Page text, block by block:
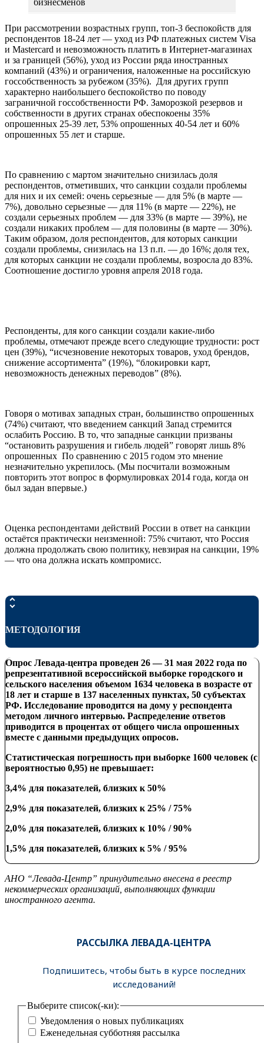
При рассмотрении возрастных групп, топ-3 беспокойств для
респондентов 18-24 лет — уход из РФ платежных систем Visa
и Mastercard и невозможность платить в Интернет-магазинах
и за границей (56%), уход из России ряда иностранных
компаний (43%) и ограничения, наложенные на российскую
госсобственность за рубежом (35%). Для других групп
характерно наибольшего беспокойство по поводу
заграничной госсобственности РФ. Заморозкой резервов и
собственности в других странах обеспокоены 35%
опрошенных 25-39 лет, 53% опрошенных 40-54 лет и 60%
опрошенных 55 лет и старше.
По сравнению с мартом значительно снизилась доля
респондентов, отметивших, что санкции создали проблемы
для них и их семей: очень серьезные — для 5% (в марте —
7%), довольно серьезные — для 11% (в марте — 22%), не
создали серьезных проблем — для 33% (в марте — 39%), не
создали никаких проблем — для половины (в марте — 30%).
Таким образом, доля респондентов, для которых санкции
создали проблемы, снизилась на 13 п.п. — до 16%; доля тех,
для которых санкции не создали проблемы, возросла до 83%.
Соотношение достигло уровня апреля 2018 года.
Респонденты, для кого санкции создали какие-либо
проблемы, отмечают прежде всего следующие трудности: рост
цен (39%), “исчезновение некоторых товаров, уход брендов,
снижение ассортимента” (19%), “блокировки карт,
невозможность денежных переводов” (8%).
Говоря о мотивах западных стран, большинство опрошенных
(74%) считают, что введением санкций Запад стремится
ослабить Россию. В то, что западные санкции призваны
“остановить разрушения и гибель людей” говорят лишь 8%
опрошенных По сравнению с 2015 годом это мнение
незначительно укрепилось. (Мы посчитали возможным
повторить этот вопрос в формулировках 2014 года, когда он
был задан впервые.)
Оценка респондентами действий России в ответ на санкции
остаётся практически неизменной: 75% считают, что Россия
должна продолжать свою политику, невзирая на санкции, 19%
— что она должна искать компромисс.
МЕТОДОЛОГИЯ
Опрос Левада-центра проведен 26 — 31 мая 2022 года по
репрезентативной всероссийской выборке городского и
сельского населения объемом 1634 человека в возрасте от
18 лет и старше в 137 населенных пунктах, 50 субъектах
РФ. Исследование проводится на дому у респондента
методом личного интервью. Распределение ответов
приводится в процентах от общего числа опрошенных
вместе с данными предыдущих опросов.
Статистическая погрешность при выборке 1600 человек (с
вероятностью 0,95) не превышает:
3,4% для показателей, близких к 50%
2,9% для показателей, близких к 25% / 75%
2,0% для показателей, близких к 10% / 90%
1,5% для показателей, близких к 5% / 95%
АНО “Левада-Центр” принудительно внесена в реестр
некоммерческих организаций, выполняющих функции
иностранного агента.
РАССЫЛКА ЛЕВАДА-ЦЕНТРА
Подпишитесь, чтобы быть в курсе последних
исследований!
Выберите список(-ки):
Уведомления о новых публикациях
Еженедельная субботняя рассылка